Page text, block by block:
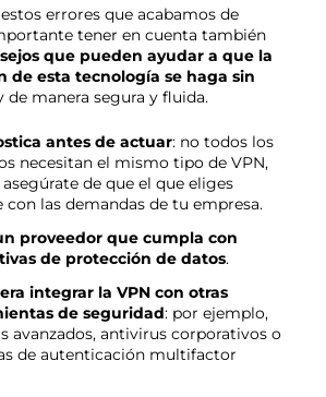
errores que acabamos de
tener en cuenta también
que pueden ayudar a que la
de esta tecnología se haga sin
de manera segura y fluida.
antes de actuar: no todos los
necesitan el mismo tipo de VPN,
de que el que eliges
con las demandas de tu empresa.
proveedor que cumpla con
de protección de datos.
integrar la VPN con otras
de seguridad: por ejemplo,
avanzados, antivirus corporativos o
de autenticación multifactor